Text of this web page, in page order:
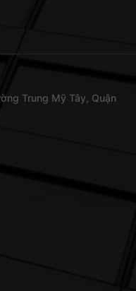
Trung Mỹ Tây, Quận